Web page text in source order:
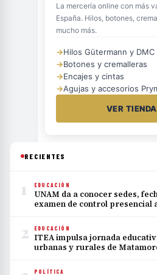
La mercería online con más
España. Hilos, botones,
mucho más.
→Hilos Gütermann y DMC
→Botones y cremalleras
→Encajes y cintas
→Agujas y accesorios
VER
RECIENTES
1 EDUCACIÓN
UNAM da a conocer sedes,
examen de control presencial
2 EDUCACIÓN
ITEA impulsa jornada
urbanas y rurales de
POLÍTICA